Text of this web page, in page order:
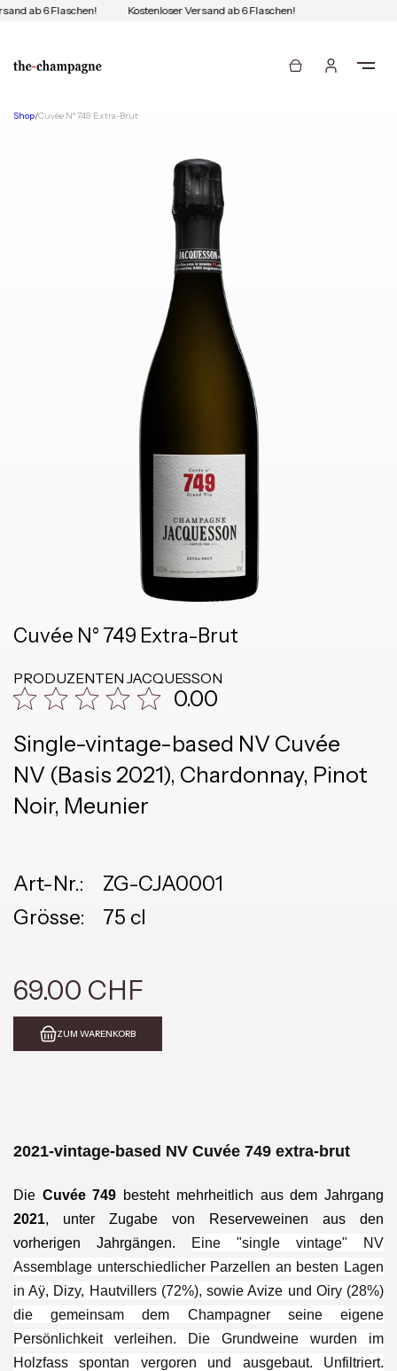
ab 6 Flaschen! Kostenloser Versand ab 6 Flaschen!
Shop/Cuvée N° 749 Extra-Brut
Cuvée N° 749 Extra-Brut
PRODUZENTEN JACQUESSON
0.00
Single-vintage-based NV Cuvée
NV (Basis 2021), Chardonnay, Pinot
Noir, Meunier
Art-Nr.:
ZG-CJA0001
Grösse:
75 cl
69.00 CHF
ZUM WARENKORB
2021-vintage-based NV Cuvée 749 extra-brut
Die Cuvée 749 besteht mehrheitlich aus dem Jahrgang
2021, unter Zugabe von Reserveweinen aus den
vorherigen Jahrgängen.
Eine "single vintage" NV
Assemblage unterschiedlicher Parzellen an besten Lagen
in Aÿ, Dizy, Hautvillers (72%), sowie Avize und Oiry (28%)
die gemeinsam dem Champagner seine eigene
Persönlichkeit verleihen.
Die Grundweine wurden im
Holzfass spontan vergoren und ausgebaut. Unfiltriert.